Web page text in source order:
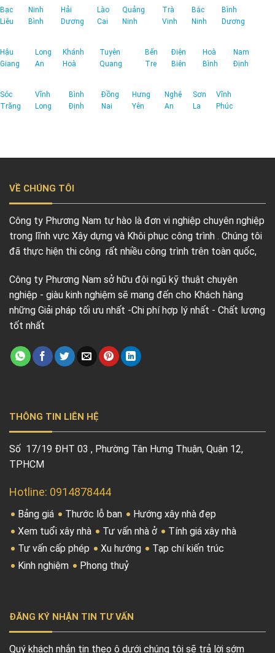
Bạc
Liêu
Ninh
Bình
Hải
Dương
Lào
Cai
Quảng
Ninh
Trà
Vinh
Bắc
Ninh
Bình
Dương
Hậu
Giang
Long
An
Khánh
Hoà
Tuyên
Quang
Bến
Tre
Điện
Biên
Hoà
Bình
Nam
Định
Sóc
Trăng
Vĩnh
Long
Bình
Định
Đồng
Nai
Hưng
Yên
Nghệ
An
Sơn
La
Vĩnh
Phúc
VỀ CHÚNG TÔI
Công ty Phương Nam tự hào là đơn vi nghiệp chuyên nghiệp
trong lĩnh vực Xây dựng và Khôi phục công trình . Chúng tôi
đã thực hiện thi công rất nhiều công trình trên toàn quốc,
Công ty Phương Nam sở hữu đội ngũ kỹ thuật chuyên
nghiệp - giàu kinh nghiệm sẽ mang đến cho Khách hàng
những Giải pháp tối ưu nhất -Chi phí hợp lý nhất - Chất lượng
tốt nhất
THÔNG TIN LIÊN HỆ
Số 17/19 ĐHT 03 , Phường Tân Hưng Thuận, Quận 12,
TPHCM
Hotline: 0914878444
Bảng giá Thước lỗ ban
Hướng xây nhà đẹp
Xem tuổi xây nhà
Tư vấn nhà ở
Tính giá xây nhà
Tư vấn cấp phép
Xu hướng
Tạp chí kiến trúc
Kinh nghiệm
Phong thuỷ
ĐĂNG KÝ NHẬN TIN TƯ VẤN
Quý khách nhắn tin theo ô dưới chúng tôi sẽ trả lời sớm